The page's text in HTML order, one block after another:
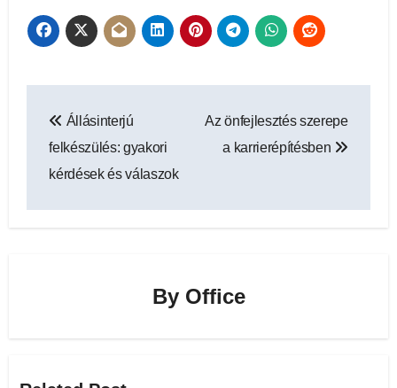
navigáció
Állásinterjú
felkészülés: gyakori
kérdések és válaszok
Az önfejlesztés szerepe
a karrierépítésben
By Office